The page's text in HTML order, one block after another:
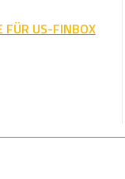
FÜR US-FINBOX